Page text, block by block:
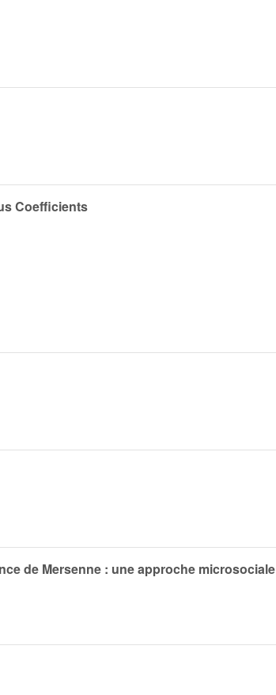
Coefficients
de Mersenne : une approche microsociale